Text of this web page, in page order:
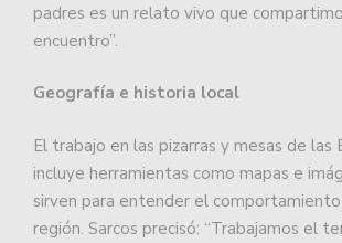
padres es un relato vivo que
encuentro”.
Geografía e historia local
El trabajo en las pizarras y mesas de las
incluye herramientas como mapas e
sirven para entender el
región. Sarcos precisó: “Trabajamos el